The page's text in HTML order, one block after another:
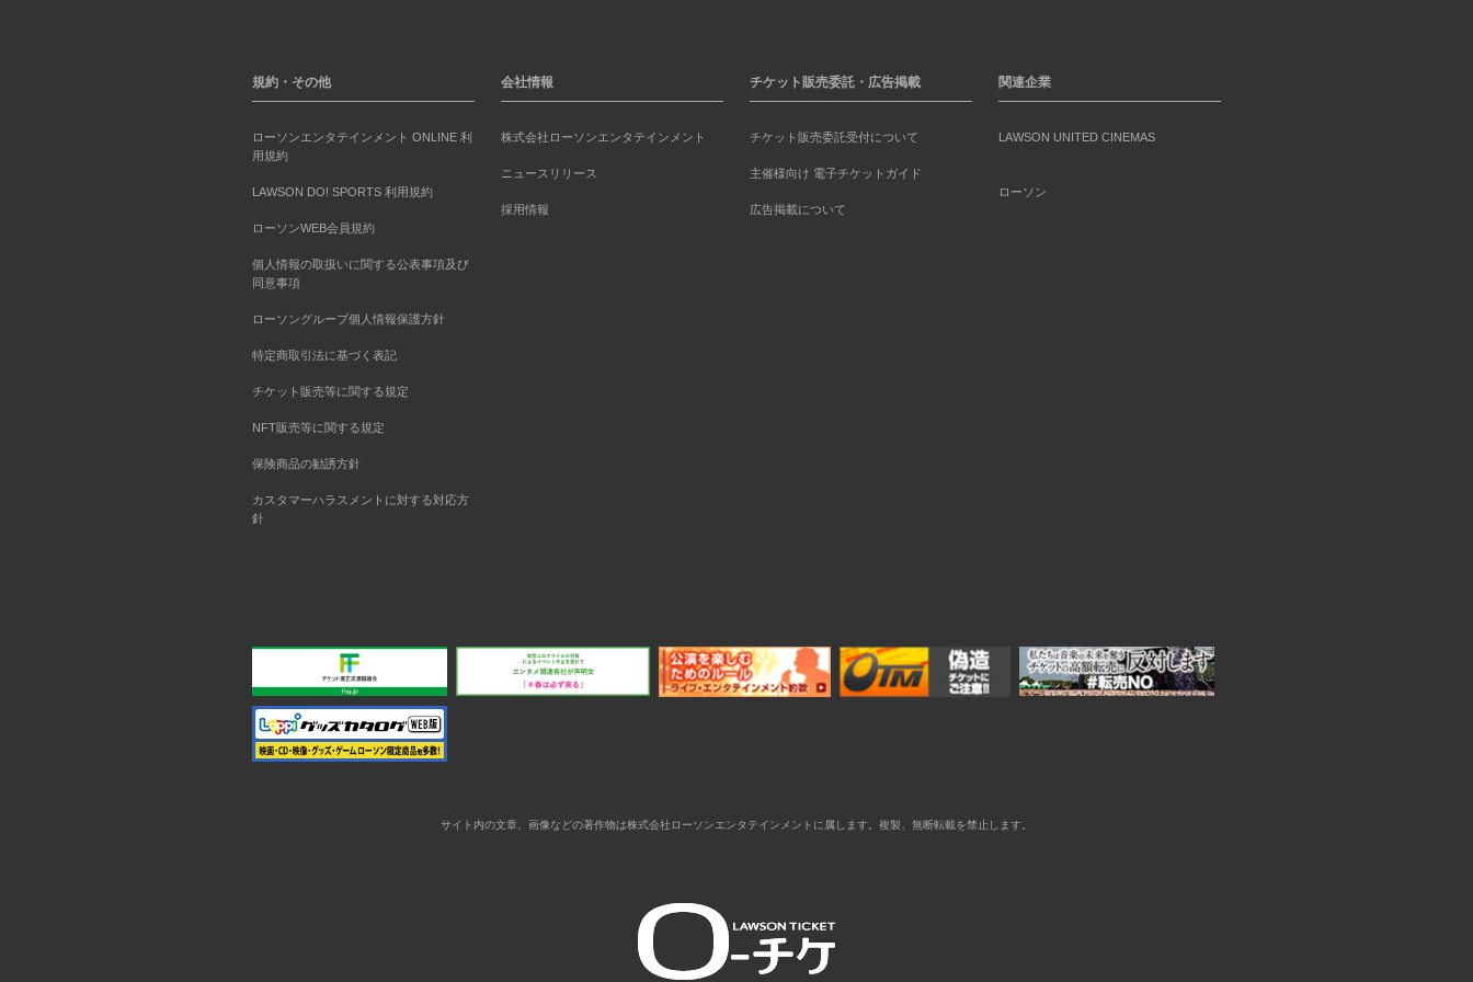
規約・その他
ローソンエンタテインメント ONLINE 利
用規約
LAWSON DO! SPORTS 利用規約
ローソンWEB会員規約
個人情報の取扱いに関する公表事項及び
同意事項
ローソングループ個人情報保護方針
特定商取引法に基づく表記
チケット販売等に関する規定
NFT販売等に関する規定
保険商品の勧誘方針
カスタマーハラスメントに対する対応方
針
会社情報
株式会社ローソンエンタテインメント
ニュースリリース
採用情報
チケット販売委託・広告掲載
チケット販売委託受付について
主催様向け 電子チケットガイド
広告掲載について
関連企業
LAWSON UNITED CINEMAS
ローソン
サイト内の文章、画像などの著作物は株式会社ローソンエンタテインメントに属します。複製、無断転載を禁止します。